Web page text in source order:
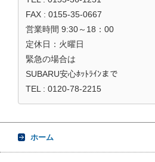
FAX : 0155-35-0667
営業時間 9:30～18：00
定休日：火曜日
緊急の場合は
SUBARU安心ﾎｯﾄﾗｲﾝまで
TEL : 0120-78-2215
ホーム